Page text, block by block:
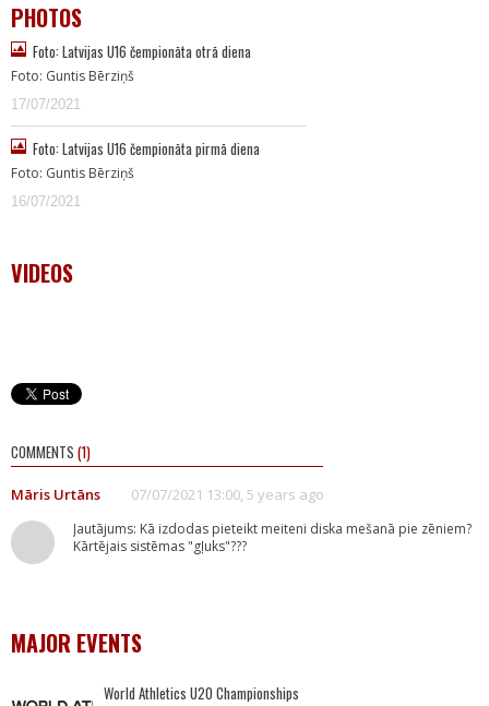
PHOTOS
Foto: Latvijas U16 čempionāta otrā diena
Foto: Guntis Bērziņš
17/07/2021
Foto: Latvijas U16 čempionāta pirmā diena
Foto: Guntis Bērziņš
16/07/2021
VIDEOS
COMMENTS (1)
Māris Urtāns 07/07/2021 13:00, 5 years ago
Jautājums: Kā izdodas pieteikt meiteni diska mešanā pie zēniem?
Kārtējais sistēmas "gļuks"???
MAJOR EVENTS
World Athletics U20 Championships